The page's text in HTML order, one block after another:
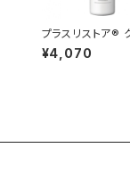
プラスリストア®
ジングソープ泡ピ
ケア
¥4,070